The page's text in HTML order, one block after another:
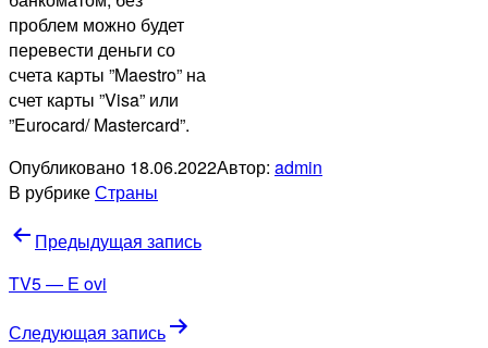
проблем можно будет
перевести деньги со
счета карты ”Maestro” на
счет карты ”Visa” или
”Eurocard/ Mastercard”.
Опубликовано 18.06.2022Автор: admin
В рубрикеСтраны
Навигация
по
Предыдущая запись
TV5 — Е ovi
Следующая запись